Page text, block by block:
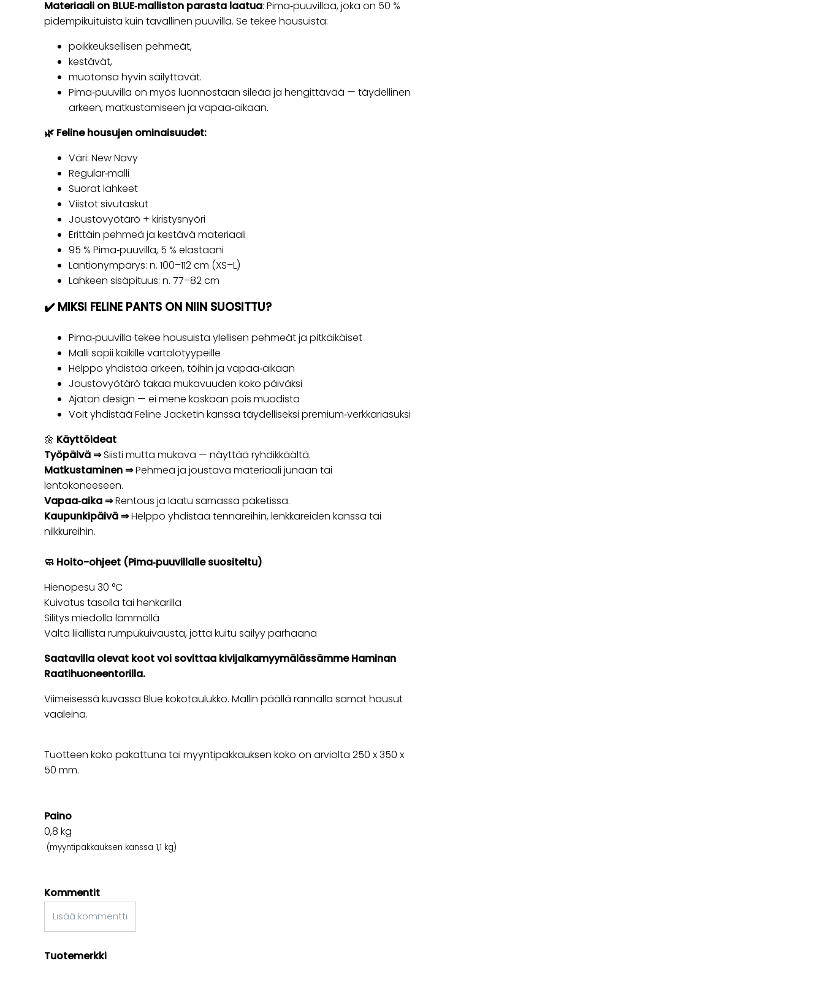
Materiaali on BLUE‑malliston parasta laatua: Pima‑puuvillaa, joka on 50 %
pidempikuituista kuin tavallinen puuvilla. Se tekee housuista:
poikkeuksellisen pehmeät,
kestävät,
muotonsa hyvin säilyttävät.
Pima‑puuvilla on myös luonnostaan sileää ja hengittävää — täydellinen
arkeen, matkustamiseen ja vapaa‑aikaan.
🌿 Feline housujen ominaisuudet:
Väri: New Navy
Regular‑malli
Suorat lahkeet
Viistot sivutaskut
Joustovyötärö + kiristysnyöri
Erittäin pehmeä ja kestävä materiaali
95 % Pima‑puuvilla, 5 % elastaani
Lantionympärys: n. 100–112 cm (XS–L)
Lahkeen sisäpituus: n. 77–82 cm
✔️ MIKSI FELINE PANTS ON NIIN SUOSITTU?
Pima‑puuvilla tekee housuista ylellisen pehmeät ja pitkäikäiset
Malli sopii kaikille vartalotyypeille
Helppo yhdistää arkeen, töihin ja vapaa‑aikaan
Joustovyötärö takaa mukavuuden koko päiväksi
Ajaton design — ei mene koskaan pois muodista
Voit yhdistää Feline Jacketin kanssa täydelliseksi premium‑verkkariasuksi
🌼 Käyttöideat
Työpäivä ⇒Siisti mutta mukava — näyttää ryhdikkäältä.
Matkustaminen ⇒Pehmeä ja joustava materiaali junaan tai
lentokoneeseen.
Vapaa‑aika ⇒Rentous ja laatu samassa paketissa.
Kaupunkipäivä ⇒Helppo yhdistää tennareihin, lenkkareiden kanssa tai
nilkkureihin.
🧼 Hoito-ohjeet (Pima‑puuvillalle suositeltu)
Hienopesu 30 °C
Kuivatus tasolla tai henkarilla
Silitys miedolla lämmöllä
Vältä liiallista rumpukuivausta, jotta kuitu säilyy parhaana
Saatavilla olevat koot voi sovittaa kivijalkamyymälässämme Haminan
Raatihuoneentorilla.
Viimeisessä kuvassa Blue kokotaulukko. Mallin päällä rannalla samat housut
vaaleina.
Tuotteen koko pakattuna tai myyntipakkauksen koko on arviolta 250 x 350 x
50 mm.
Paino
0,8 kg
(myyntipakkauksen kanssa 1,1 kg)
Kommentit
Lisää kommentti
Tuotemerkki